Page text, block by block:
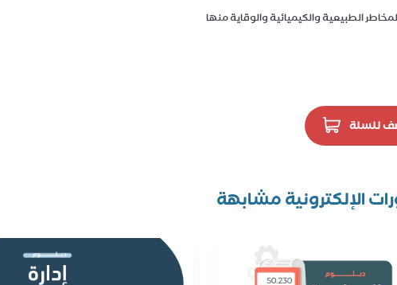
الطبيعية والكيميائية والوقاية منها
للسلة
الإلكترونية مشابهة